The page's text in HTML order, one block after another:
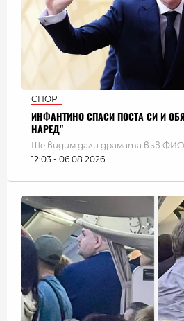
СПОРТ
ИНФАНТИНО СПАСИ ПОСТА СИ И
НАРЕД"
Ще видим дали драмата във
12:03 - 06.08.2026